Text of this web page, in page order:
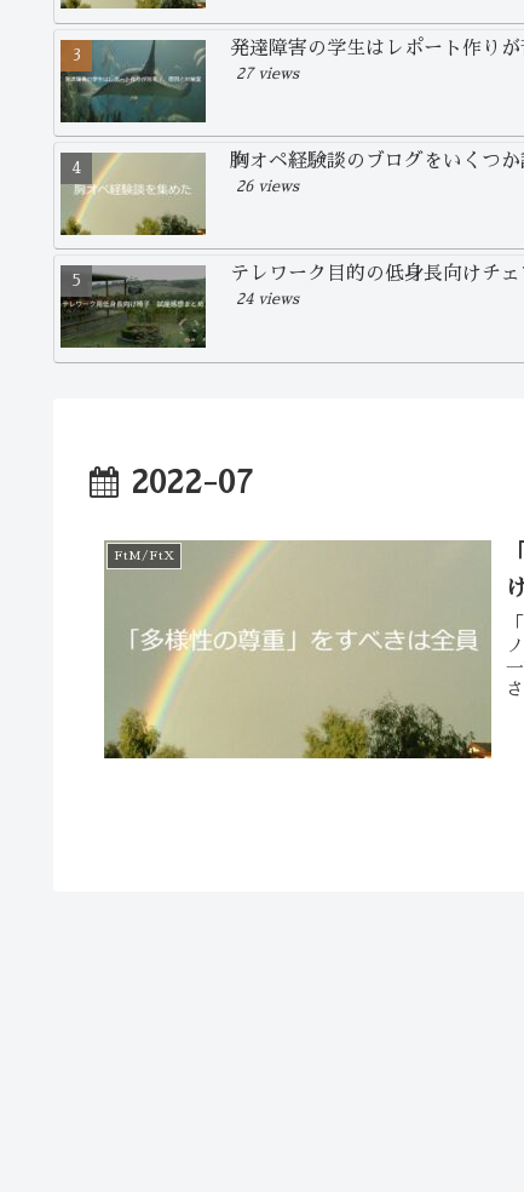
発達障害の学生はレポート作り
27 views
胸オペ経験談のブログをいくつか
26 views
テレワーク目的の低身長向けチ
24 views
2022-07
FtM/FtX